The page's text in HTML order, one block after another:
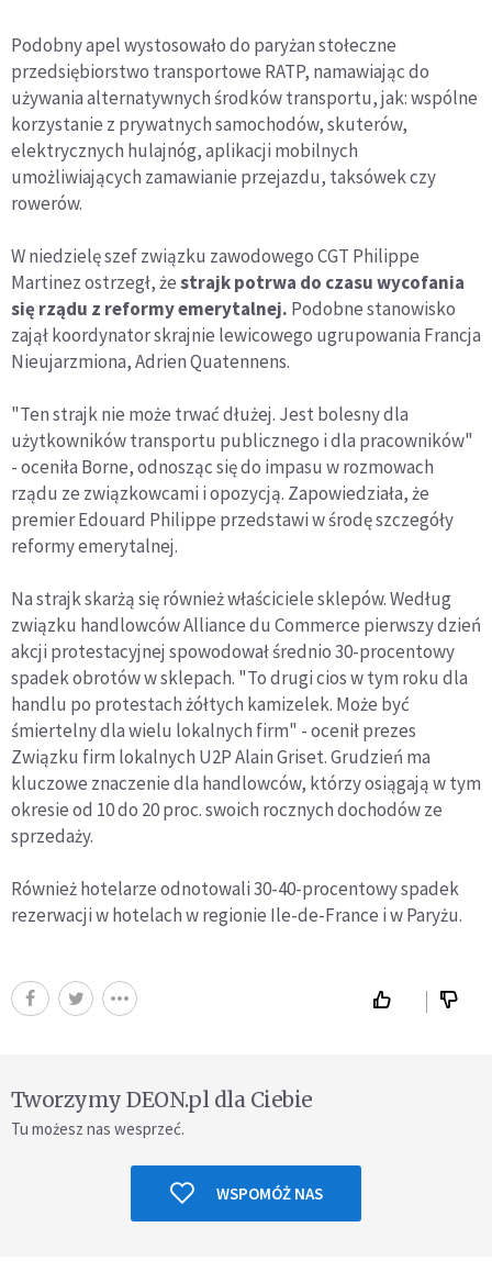
Podobny apel wystosowało do paryżan stołeczne
przedsiębiorstwo transportowe RATP, namawiając do
używania alternatywnych środków transportu, jak: wspólne
korzystanie z prywatnych samochodów, skuterów,
elektrycznych hulajnóg, aplikacji mobilnych
umożliwiających zamawianie przejazdu, taksówek czy
rowerów.
W niedzielę szef związku zawodowego CGT Philippe
Martinez ostrzegł, żestrajk potrwa do czasu wycofania
się rządu z reformy emerytalnej. Podobne stanowisko
zajął koordynator skrajnie lewicowego ugrupowania Francja
Nieujarzmiona, Adrien Quatennens.
"Ten strajk nie może trwać dłużej. Jest bolesny dla
użytkowników transportu publicznego i dla pracowników"
- oceniła Borne, odnosząc się do impasu w rozmowach
rządu ze związkowcami i opozycją. Zapowiedziała, że
premier Edouard Philippe przedstawi w środę szczegóły
reformy emerytalnej.
Na strajk skarżą się również właściciele sklepów. Według
związku handlowców Alliance du Commerce pierwszy dzień
akcji protestacyjnej spowodował średnio 30-procentowy
spadek obrotów w sklepach. "To drugi cios w tym roku dla
handlu po protestach żółtych kamizelek. Może być
śmiertelny dla wielu lokalnych firm" - ocenił prezes
Związku firm lokalnych U2P Alain Griset. Grudzień ma
kluczowe znaczenie dla handlowców, którzy osiągają w tym
okresie od 10 do 20 proc. swoich rocznych dochodów ze
sprzedaży.
Również hotelarze odnotowali 30-40-procentowy spadek
rezerwacji w hotelach w regionie Ile-de-France i w Paryżu.
Tworzymy DEON.pl dla Ciebie
Tu możesz nas wesprzeć.
WSPOMÓŻ NAS